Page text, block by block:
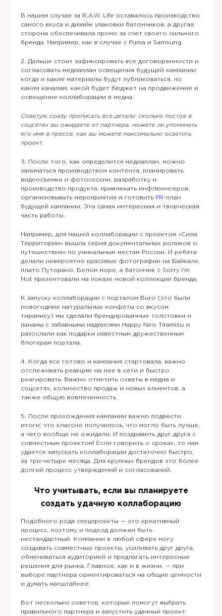
В нашем случае за R.A.W. Life оставалось производство
самого вкуса и дизайн упаковки батончиков, а другая
сторона обеспечивала промо за счет своего сильного
бренда. Например, как в случае с Puma и Samsung.
2. Дальше стоит зафиксировать все договоренности и
согласовать медиаплан освещения будущей кампании:
когда и какие материалы будут публиковаться, по
каким каналам, какой будет бюджет на продвижение и
освещение коллаборации в медиа.
Советую сразу прописать все детали: сколько постов в
соцсетях вы ожидаете от партнера, можете ли упоминать
его имя в прессе, как вы можете максимально осветить
проект.
3. После того, как определится медиаплан, можно
заниматься производством контента: планировать
видеосъемки и фотосессии, разработку и
производство продукта, привлекать инфлюенсеров,
организовывать мероприятия и готовить PR-план
будущей кампании. Эта самая интересная и творческая
часть работы.
Например, для нашей коллаборации с проектом «Сила
Территории» вышла серия документальных роликов о
путешествиях по уникальным местам России. И ребята
делали невероятно красивые фотографии на Байкале,
плато Путорано, Белом море, а батончик с Sorry I’m
Not презентовали на показе новой коллекции бренда.
К запуску коллаборации с порталом Buro (это были
новогодние натуральные конфеты со вкусом
тирамису) мы сделали брендированные толстовки и
панамы с забавными надписями Happy New Tiramisu и
разослали как подарки известным дружественным
блогерам портала.
4. Когда все готово и кампания стартовала, важно
отслеживать реакцию на нее в сети и быстро
реагировать. Важно отметить охваты в медиа и
соцсетях, количество продаж и новых клиентов, а
также общую вовлеченность.
5. После прохождения кампании важно подвести
итоги: что классно получилось, что могло быть лучше,
а чего вообще не ожидали. И поздравить друг друга с
совместным проектом! Если говорить о сроках, то нам
удается запускать коллаборации достаточно быстро,
за три-четыре месяца. Для крупных брендов это более
долгий процесс утверждений и согласований.
Что учитывать, если вы планируете
создать удачную коллаборацию
Подобного рода спецпроекты — это креативный
процесс, поэтому и подход должен быть
нестандартный. Компании в любой сфере могу
создавать совместные проекты, усиливать друг друга,
обмениваться аудиторией и предлагать интересные
решения для рынка. Главное, как и в жизни, — при
выборе партнера ориентироваться на общие ценности
и думать масштабнее.
Вот несколько советов, которые помогут выбрать
правильного партнера и запустить удачный проект: